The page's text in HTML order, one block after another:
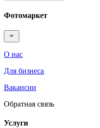
Фотомаркет
О нас
Для бизнеса
Вакансии
Обратная связь
Услуги